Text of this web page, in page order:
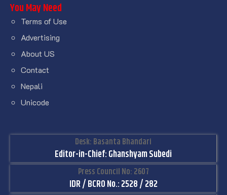
You May Need
Terms of Use
Advertising
About US
Contact
Nepali
Unicode
Desk: Basanta Bhandari
Editor-in-Chief: Ghanshyam Subedi
Press Council No: 2607
IDR / BCRO No.: 2528 / 282